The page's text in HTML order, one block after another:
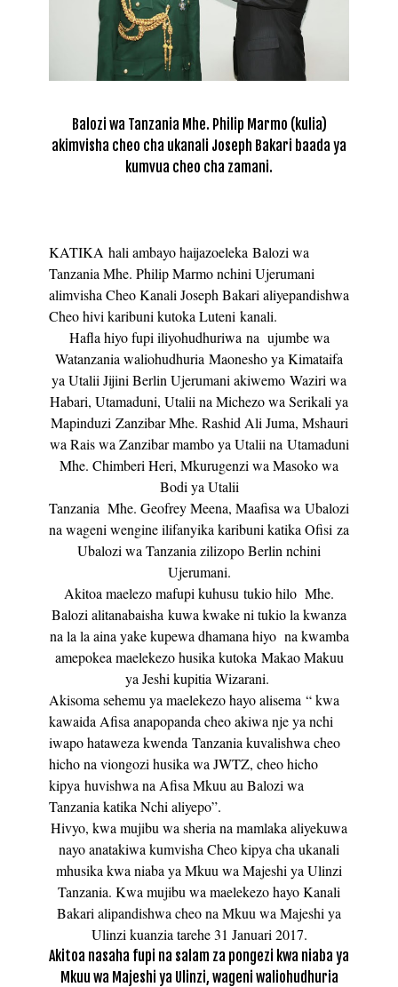
Balozi wa Tanzania Mhe. Philip Marmo (kulia)
akimvisha cheo cha ukanali Joseph Bakari baada ya
kumvua cheo cha zamani.
KATIKA hali ambayo haijazoeleka Balozi wa
Tanzania Mhe. Philip Marmo nchini Ujerumani
alimvisha Cheo Kanali Joseph Bakari aliyepandishwa
Cheo hivi karibuni kutoka Luteni kanali.
Hafla hiyo fupi iliyohudhuriwa na ujumbe wa
Watanzania waliohudhuria Maonesho ya Kimataifa
ya Utalii Jijini Berlin Ujerumani akiwemo Waziri wa
Habari, Utamaduni, Utalii na Michezo wa Serikali ya
Mapinduzi Zanzibar Mhe. Rashid Ali Juma, Mshauri
wa Rais wa Zanzibar mambo ya Utalii na Utamaduni
Mhe. Chimberi Heri, Mkurugenzi wa Masoko wa
Bodi ya Utalii
Tanzania Mhe. Geofrey Meena, Maafisa wa Ubalozi
na wageni wengine ilifanyika karibuni katika Ofisi za
Ubalozi wa Tanzania zilizopo Berlin nchini
Ujerumani.
Akitoa maelezo mafupi kuhusu tukio hilo Mhe.
Balozi alitanabaisha kuwa kwake ni tukio la kwanza
na la la aina yake kupewa dhamana hiyo na kwamba
amepokea maelekezo husika kutoka Makao Makuu
ya Jeshi kupitia Wizarani.
Akisoma sehemu ya maelekezo hayo alisema “ kwa
kawaida Afisa anapopanda cheo akiwa nje ya nchi
iwapo hataweza kwenda Tanzania kuvalishwa cheo
hicho na viongozi husika wa JWTZ, cheo hicho
kipya huvishwa na Afisa Mkuu au Balozi wa
Tanzania katika Nchi aliyepo”.
Hivyo, kwa mujibu wa sheria na mamlaka aliyekuwa
nayo anatakiwa kumvisha Cheo kipya cha ukanali
mhusika kwa niaba ya Mkuu wa Majeshi ya Ulinzi
Tanzania. Kwa mujibu wa maelekezo hayo Kanali
Bakari alipandishwa cheo na Mkuu wa Majeshi ya
Ulinzi kuanzia tarehe 31 Januari 2017.
Akitoa nasaha fupi na salam za pongezi kwa niaba ya
Mkuu wa Majeshi ya Ulinzi, wageni waliohudhuria